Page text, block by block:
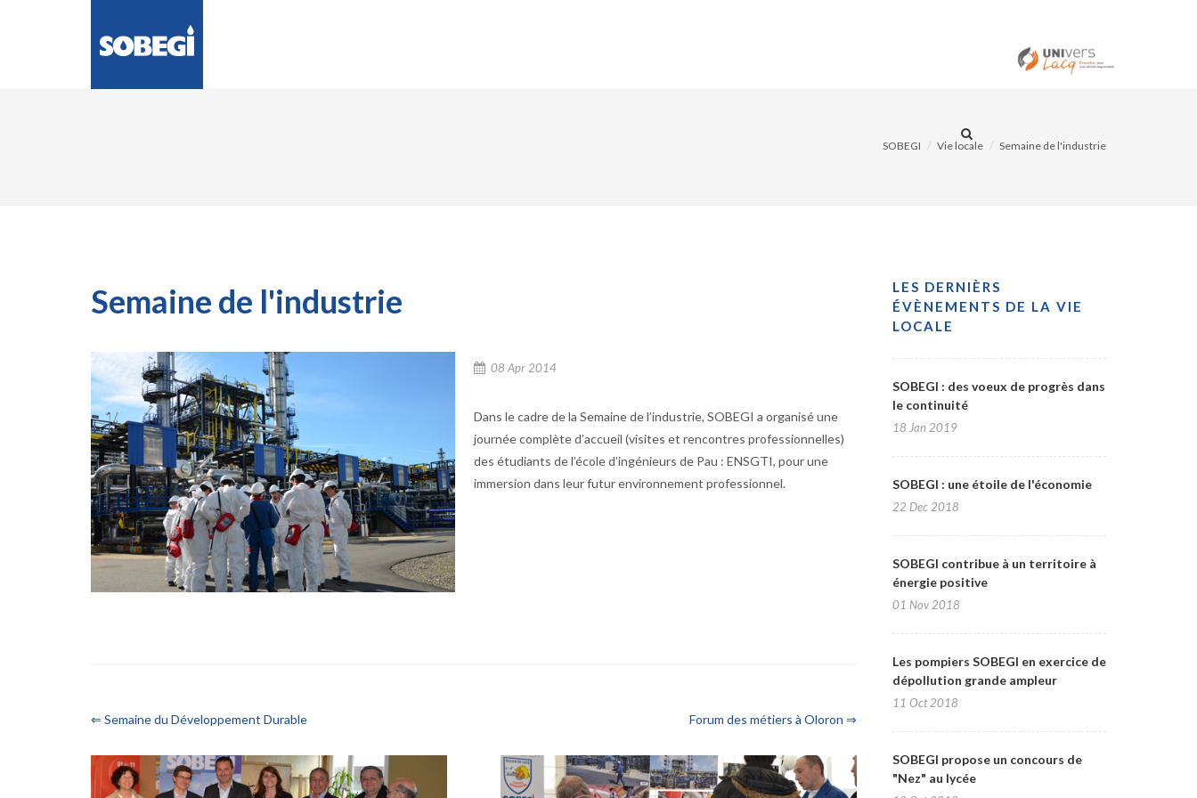
SOBEGI
Vie locale Semaine de l'industrie
Semaine de l'industrie
08 Apr 2014
Dans le cadre de la Semaine de l’industrie, SOBEGI a organisé une
journée complète d’accueil (visites et rencontres professionnelles)
des étudiants de l’école d’ingénieurs de Pau : ENSGTI, pour une
immersion dans leur futur environnement professionnel.
⇐ Semaine du Développement Durable Forum des métiers à Oloron ⇒
LES DERNIÈRS
ÉVÈNEMENTS DE LA VIE
LOCALE
SOBEGI : des voeux de progrès dans
le continuité
18 Jan 2019
SOBEGI : une étoile de l'économie
22 Dec 2018
SOBEGI contribue à un territoire à
énergie positive
01 Nov 2018
Les pompiers SOBEGI en exercice de
dépollution grande ampleur
11 Oct 2018
SOBEGI propose un concours de
"Nez" au lycée